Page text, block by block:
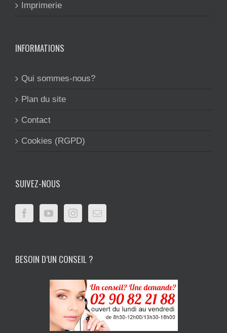
Imprimerie
INFORMATIONS
Qui sommes-nous?
Plan du site
Contact
Cookies (RGPD)
SUIVEZ-NOUS
BESOIN D’UN CONSEIL ?